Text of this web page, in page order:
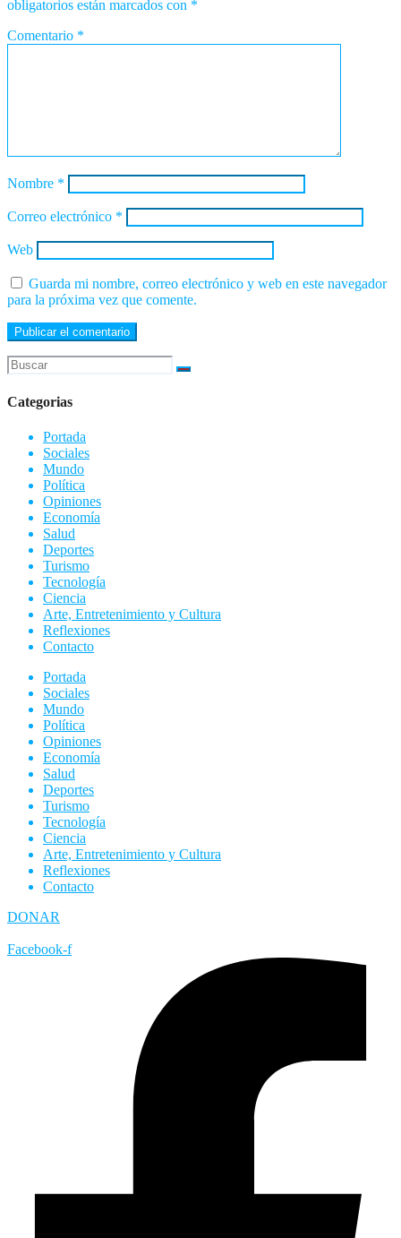
obligatorios están marcados con *
Comentario *
Nombre *
Correo electrónico *
Web
Guarda mi nombre, correo electrónico y web en este navegador
para la próxima vez que comente.
Categorias
Portada
Sociales
Mundo
Política
Opiniones
Economía
Salud
Deportes
Turismo
Tecnología
Ciencia
Arte, Entretenimiento y Cultura
Reflexiones
Contacto
Portada
Sociales
Mundo
Política
Opiniones
Economía
Salud
Deportes
Turismo
Tecnología
Ciencia
Arte, Entretenimiento y Cultura
Reflexiones
Contacto
DONAR
Facebook-f